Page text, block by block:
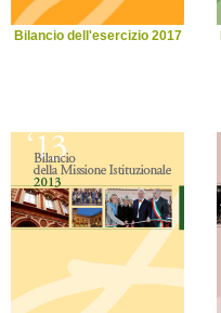
Bilancio dell'esercizio 2017